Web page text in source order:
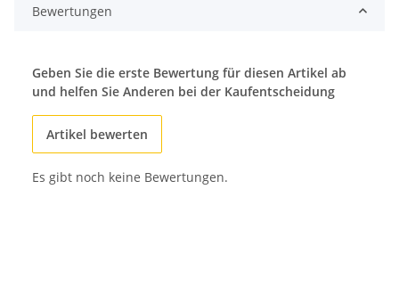
Bewertungen
Geben Sie die erste Bewertung für diesen Artikel ab
und helfen Sie Anderen bei der Kaufentscheidung
Artikel bewerten
Es gibt noch keine Bewertungen.